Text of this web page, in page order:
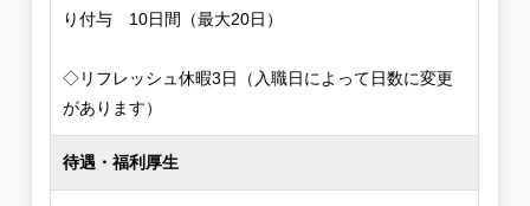
り付与 10日間（最大20日）
◇リフレッシュ休暇3日（入職日によって日数に変更
があります）
待遇・福利厚生